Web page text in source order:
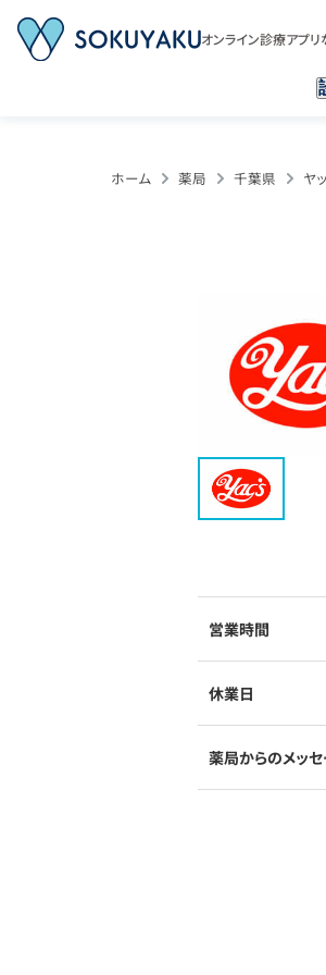
オンライン診療アプ
ホーム 薬局 千葉県 ヤ
営業時間
休業日
薬局からのメッ